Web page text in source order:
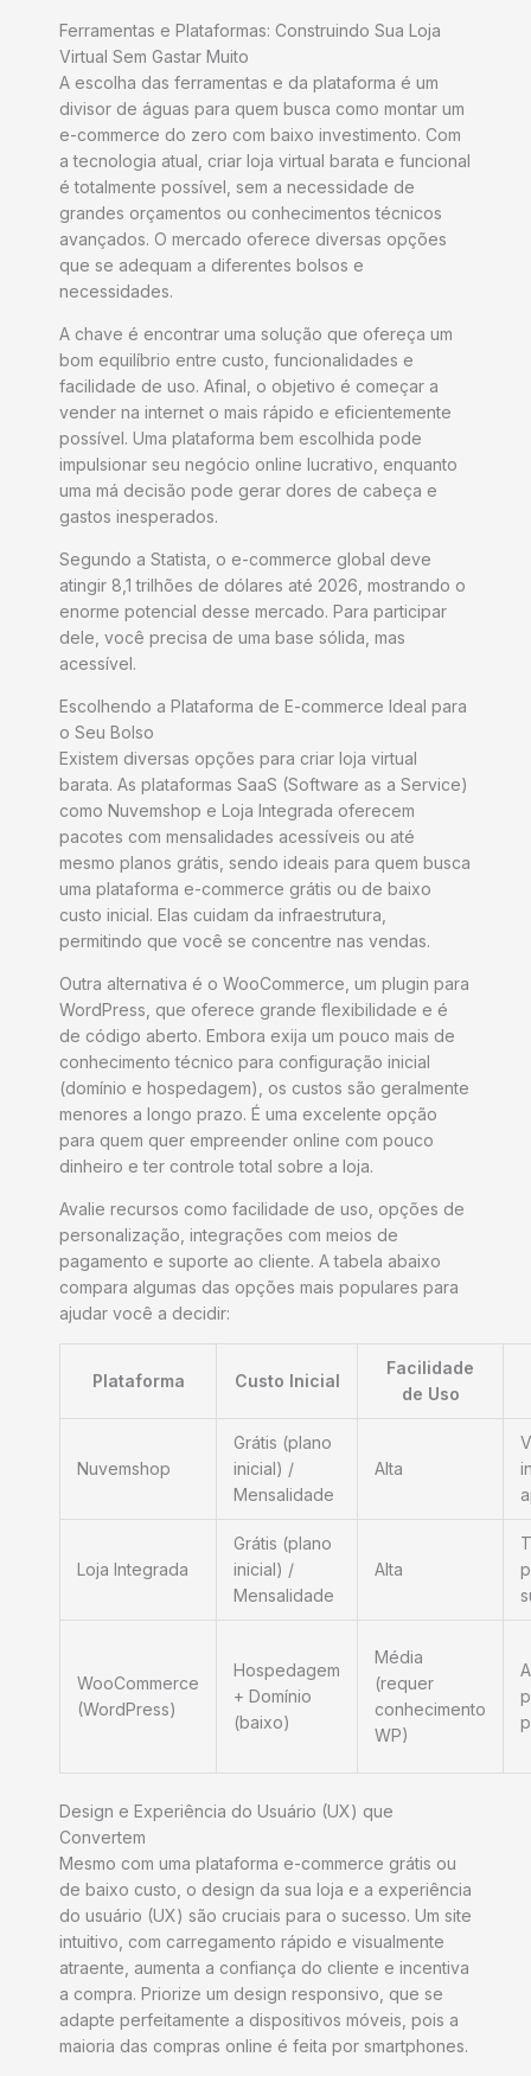
Ferramentas e Plataformas: Construindo Sua Loja
Virtual Sem Gastar Muito
A escolha das ferramentas e da plataforma é um
divisor de águas para quem busca como montar um
e-commerce do zero com baixo investimento. Com
a tecnologia atual, criar loja virtual barata e funcional
é totalmente possível, sem a necessidade de
grandes orçamentos ou conhecimentos técnicos
avançados. O mercado oferece diversas opções
que se adequam a diferentes bolsos e
necessidades.
A chave é encontrar uma solução que ofereça um
bom equilíbrio entre custo, funcionalidades e
facilidade de uso. Afinal, o objetivo é começar a
vender na internet o mais rápido e eficientemente
possível. Uma plataforma bem escolhida pode
impulsionar seu negócio online lucrativo, enquanto
uma má decisão pode gerar dores de cabeça e
gastos inesperados.
Segundo a Statista, o e-commerce global deve
atingir 8,1 trilhões de dólares até 2026, mostrando o
enorme potencial desse mercado. Para participar
dele, você precisa de uma base sólida, mas
acessível.
Escolhendo a Plataforma de E-commerce Ideal para
o Seu Bolso
Existem diversas opções para criar loja virtual
barata. As plataformas SaaS (Software as a Service)
como Nuvemshop e Loja Integrada oferecem
pacotes com mensalidades acessíveis ou até
mesmo planos grátis, sendo ideais para quem busca
uma plataforma e-commerce grátis ou de baixo
custo inicial. Elas cuidam da infraestrutura,
permitindo que você se concentre nas vendas.
Outra alternativa é o WooCommerce, um plugin para
WordPress, que oferece grande flexibilidade e é
de código aberto. Embora exija um pouco mais de
conhecimento técnico para configuração inicial
(domínio e hospedagem), os custos são geralmente
menores a longo prazo. É uma excelente opção
para quem quer empreender online com pouco
dinheiro e ter controle total sobre a loja.
Avalie recursos como facilidade de uso, opções de
personalização, integrações com meios de
pagamento e suporte ao cliente. A tabela abaixo
compara algumas das opções mais populares para
ajudar você a decidir:
Plataforma Custo Inicial
Facilidade
de Uso
Nuvemshop
Grátis (plano
inicial) /
Mensalidade
Alta
Loja Integrada
Grátis (plano
inicial) /
Mensalidade
Alta
WooCommerce
(WordPress)
Hospedagem
+ Domínio
(baixo)
Média
(requer
conhecimento
WP)
Design e Experiência do Usuário (UX) que
Convertem
Mesmo com uma plataforma e-commerce grátis ou
de baixo custo, o design da sua loja e a experiência
do usuário (UX) são cruciais para o sucesso. Um site
intuitivo, com carregamento rápido e visualmente
atraente, aumenta a confiança do cliente e incentiva
a compra. Priorize um design responsivo, que se
adapte perfeitamente a dispositivos móveis, pois a
maioria das compras online é feita por smartphones.